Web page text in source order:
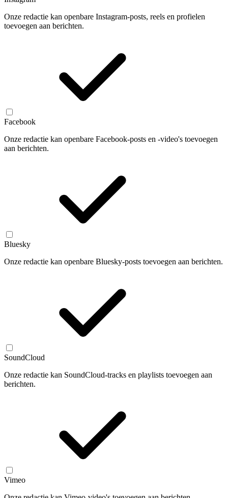
Onze redactie kan openbare Instagram-posts, reels en profielen
toevoegen aan berichten.
Facebook
Onze redactie kan openbare Facebook-posts en -video's toevoegen
aan berichten.
Bluesky
Onze redactie kan openbare Bluesky-posts toevoegen aan berichten.
SoundCloud
Onze redactie kan SoundCloud-tracks en playlists toevoegen aan
berichten.
Vimeo